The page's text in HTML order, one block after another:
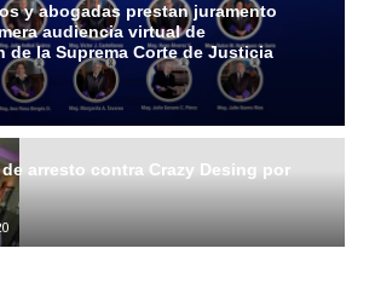
y abogadas prestan juramento
audiencia virtual de
de la Suprema Corte de Justicia
arresto contra Crazy Desing por